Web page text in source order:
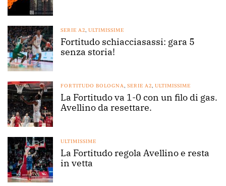
SERIE A2, ULTIMISSIME
Fortitudo schiacciasassi: gara 5
senza storia!
FORTITUDO BOLOGNA, SERIE A2, ULTIMISSIME
La Fortitudo va 1-0 con un filo di gas.
Avellino da resettare.
ULTIMISSIME
La Fortitudo regola Avellino e resta
in vetta